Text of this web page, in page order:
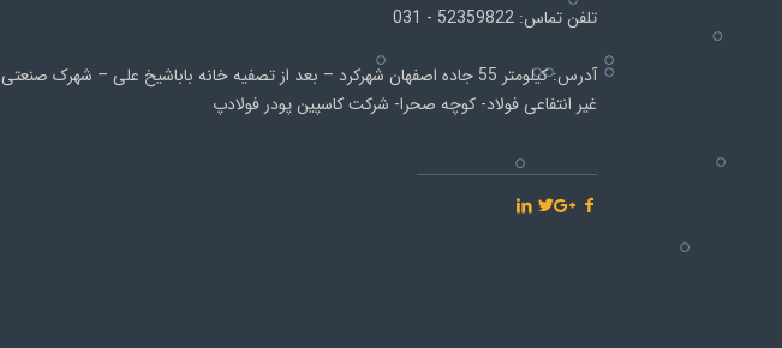
تلفن تماس: 52359822 - 031
آدرس: کیلومتر 55 جاده اصفهان شهرکرد – بعد از تصفیه خانه باباشیخ علی – شهرک صنعتی
غیر انتفاعی فولاد- کوچه صحرا- شرکت کاسپین پودر فولادپ